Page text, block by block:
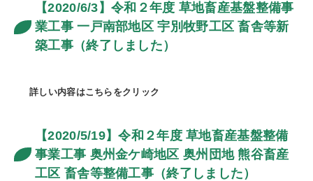
【2020/6/3】令和２年度 草地畜産基盤整備事
業工事 一戸南部地区 宇別牧野工区 畜舎等新
築工事（終了しました）
詳しい内容はこちらをクリック
【2020/5/19】令和２年度 草地畜産基盤整備
事業工事 奥州金ケ崎地区 奥州団地 熊谷畜産
工区 畜舎等整備工事（終了しました）